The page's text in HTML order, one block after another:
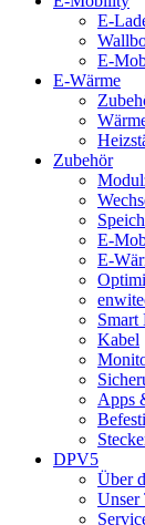
E-
E-
E-Wärme
Zubehör
E-
E-
Smart
Kabel
Apps
DPV5
Über
Unser